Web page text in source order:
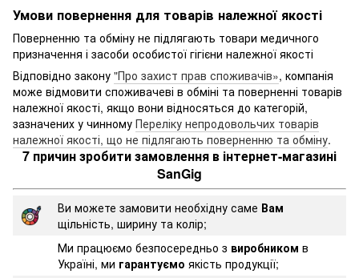
Умови повернення для товарів належної якості
Поверненню та обміну не підлягають товари медичного
призначення і засоби особистої гігієни належної якості
Відповідно закону "Про захист прав споживачів», компанія
може відмовити споживачеві в обміні та поверненні товарів
належної якості, якщо вони відносяться до категорій,
зазначених у чинному Переліку непродовольчих товарів
належної якості, що не підлягають поверненню та обміну.
7 причин зробити замовлення в інтернет-магазині
SanGig
Ви можете замовити необхідну саме Вам
щільність, ширину та колір;
Ми працюємо безпосередньо з виробником в
Україні, ми гарантуємо якість продукції;